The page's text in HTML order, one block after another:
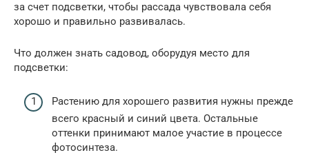
за счет подсветки, чтобы рассада чувствовала себя
хорошо и правильно развивалась.
Что должен знать садовод, оборудуя место для
подсветки:
Растению для хорошего развития нужны прежде
всего красный и синий цвета. Остальные
оттенки принимают малое участие в процессе
фотосинтеза.